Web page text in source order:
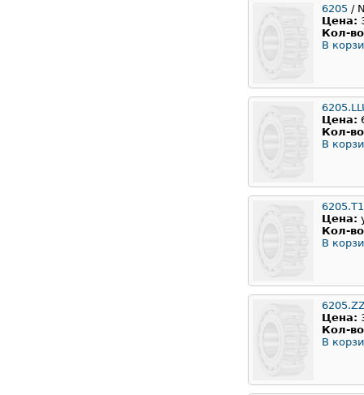
6205 /
Цена:
Кол-
В
Цена:
Кол-
В
Цена:
Кол-
В
Цена:
Кол-
В